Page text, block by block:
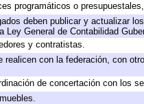
programáticos o
deben publicar y actualizar
Ley General de Contabilidad
y contratistas.
con la federación, con
de concertación con los